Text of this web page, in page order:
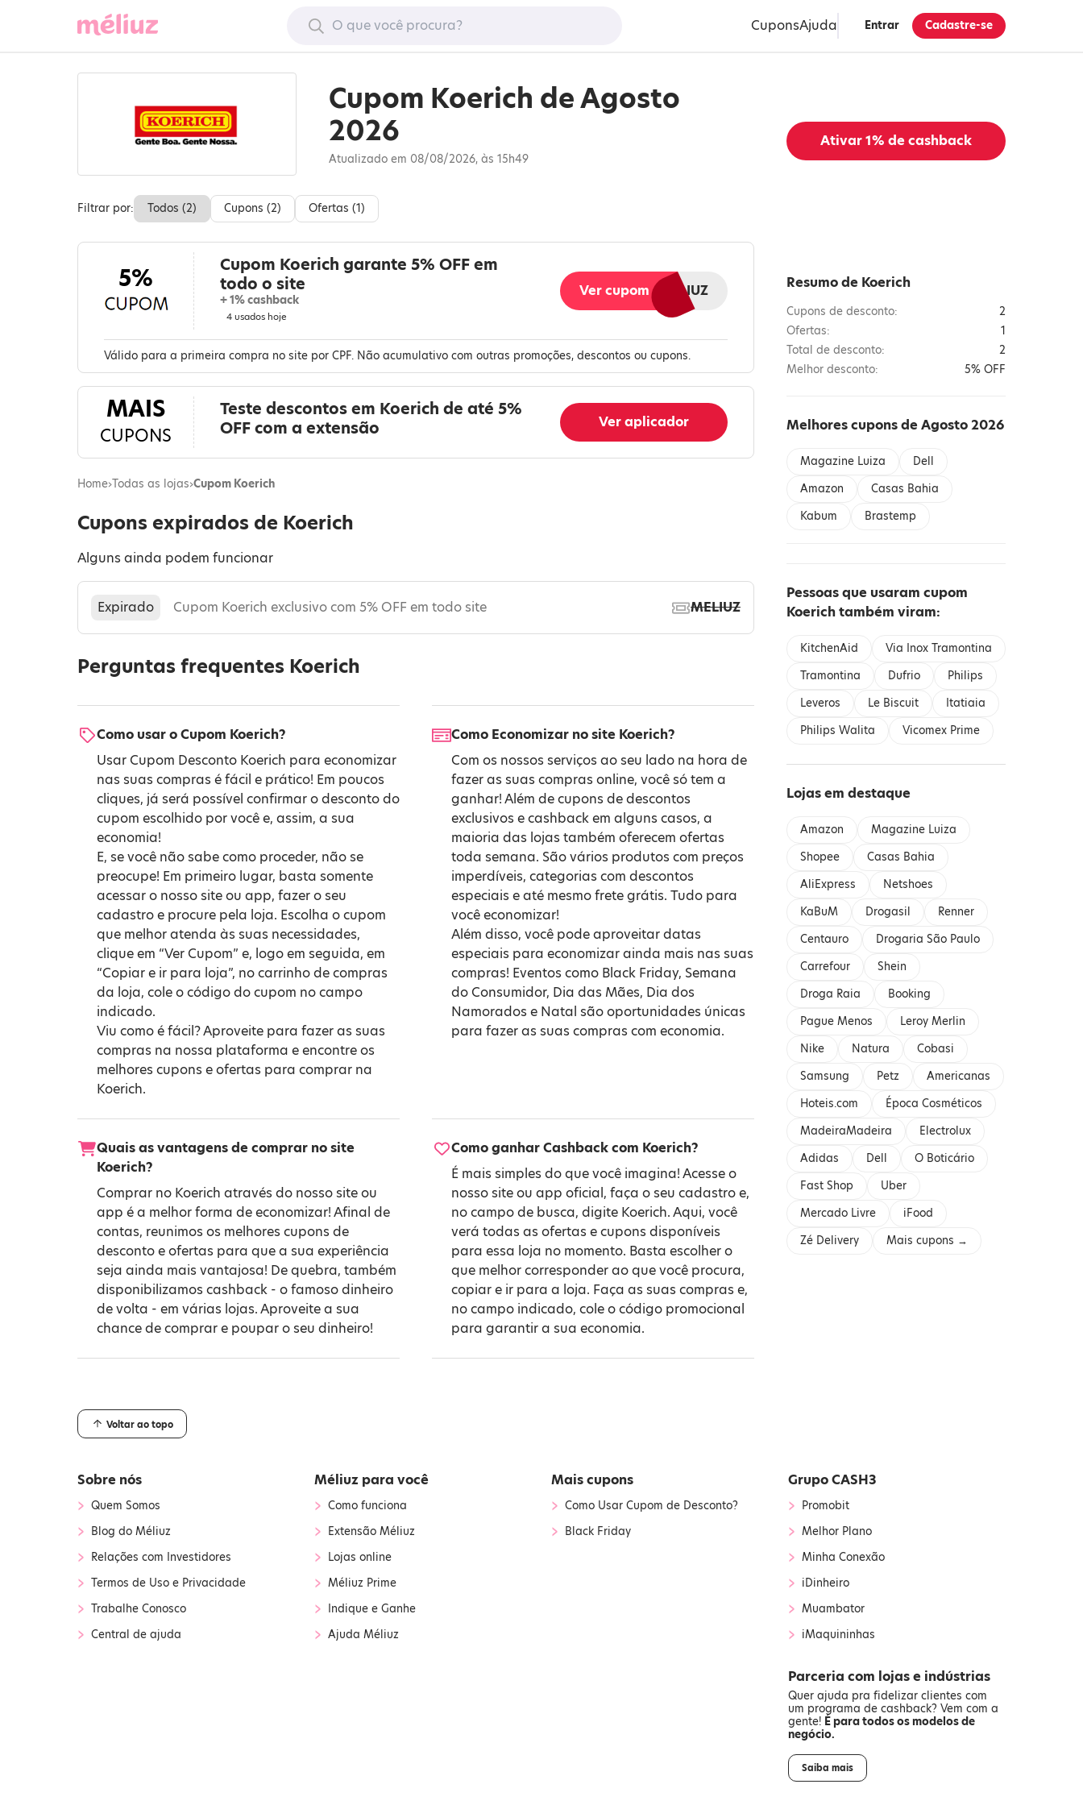
CuponsAjuda Entrar Cadastre-se
Cupom Koerich de Agosto
2026
Atualizado em 08/08/2026, às 15h49
Filtrar por: Todos (2) Cupons (2) Ofertas (1)
5%
Cupom Koerich garante 5% OFF em
todo o site
+ 1% cashback
4 usados hoje
MELIUZ
Ver cupom
Válido para a primeira compra no site por CPF. Não acumulativo com outras promoções, descontos ou cupons.
MAIS
CUPONS
Teste descontos em Koerich de até 5%
OFF com a extensão
Ver aplicador
Ativar1% de cashback
Resumo de Koerich
Cupons de desconto:
2
Ofertas:
1
Total de desconto:
2
Melhor desconto:
5% OFF
Melhores cupons de Agosto 2026
Magazine Luiza
Dell
Amazon
Casas Bahia
Kabum
Brastemp
Pessoas que usaram cupom
Koerich também viram:
KitchenAid
Via Inox Tramontina
Tramontina
Dufrio
Philips
Leveros
Le Biscuit
Itatiaia
Philips Walita
Vicomex Prime
Lojas em destaque
Amazon
Magazine Luiza
Shopee
Casas Bahia
AliExpress
Netshoes
KaBuM
Drogasil
Renner
Centauro
Drogaria São Paulo
Carrefour
Shein
Droga Raia
Booking
Pague Menos
Leroy Merlin
Nike
Natura
Cobasi
Samsung
Petz
Americanas
Hoteis.com
Época Cosméticos
MadeiraMadeira
Electrolux
Adidas
Dell
O Boticário
Fast Shop
Uber
Mercado Livre
iFood
Zé Delivery
Mais cupons →
Cupons expirados de Koerich
Alguns ainda podem funcionar
Cupom Koerich exclusivo com 5% OFF em todo site
Expirado MELIUZ
Perguntas frequentes Koerich
Como usar o Cupom Koerich?
Usar Cupom Desconto Koerich para economizar
nas suas compras é fácil e prático! Em poucos
cliques, já será possível confirmar o desconto do
cupom escolhido por você e, assim, a sua
economia!
E, se você não sabe como proceder, não se
preocupe! Em primeiro lugar, basta somente
acessar o nosso site ou app, fazer o seu
cadastro e procure pela loja. Escolha o cupom
que melhor atenda às suas necessidades,
clique em “Ver Cupom” e, logo em seguida, em
“Copiar e ir para loja”, no carrinho de compras
da loja, cole o código do cupom no campo
indicado.
Viu como é fácil? Aproveite para fazer as suas
compras na nossa plataforma e encontre os
melhores cupons e ofertas para comprar na
Koerich.
Como Economizar no site Koerich?
Com os nossos serviços ao seu lado na hora de
fazer as suas compras online, você só tem a
ganhar! Além de cupons de descontos
exclusivos e cashback em alguns casos, a
maioria das lojas também oferecem ofertas
toda semana. São vários produtos com preços
imperdíveis, categorias com descontos
especiais e até mesmo frete grátis. Tudo para
você economizar!
Além disso, você pode aproveitar datas
especiais para economizar ainda mais nas suas
compras! Eventos como Black Friday, Semana
do Consumidor, Dia das Mães, Dia dos
Namorados e Natal são oportunidades únicas
para fazer as suas compras com economia.
Quais as vantagens de comprar no site
Koerich?
Comprar no Koerich através do nosso site ou
app é a melhor forma de economizar! Afinal de
contas, reunimos os melhores cupons de
desconto e ofertas para que a sua experiência
seja ainda mais vantajosa! De quebra, também
disponibilizamos cashback - o famoso dinheiro
de volta - em várias lojas. Aproveite a sua
chance de comprar e poupar o seu dinheiro!
Como ganhar Cashback com Koerich?
É mais simples do que você imagina! Acesse o
nosso site ou app oficial, faça o seu cadastro e,
no campo de busca, digite Koerich. Aqui, você
verá todas as ofertas e cupons disponíveis
para essa loja no momento. Basta escolher o
que melhor corresponder ao que você procura,
copiar e ir para a loja. Faça as suas compras e,
no campo indicado, cole o código promocional
para garantir a sua economia.
Home›Todas as lojas›Cupom Koerich
Voltar ao topo
Sobre nós
› Quem Somos
› Blog do Méliuz
› Relações com Investidores
› Termos de Uso e Privacidade
› Trabalhe Conosco
› Central de ajuda
Méliuz para você
› Como funciona
› Extensão Méliuz
› Lojas online
› Méliuz Prime
› Indique e Ganhe
› Ajuda Méliuz
Mais cupons
› Como Usar Cupom de Desconto?
› Black Friday
Grupo CASH3
› Promobit
› Melhor Plano
› Minha Conexão
› iDinheiro
› Muambator
› iMaquininhas
Parceria com lojas e indústrias
Quer ajuda pra fidelizar clientes com
um programa de cashback? Vem com a
gente! É para todos os modelos de
negócio.
Saiba mais